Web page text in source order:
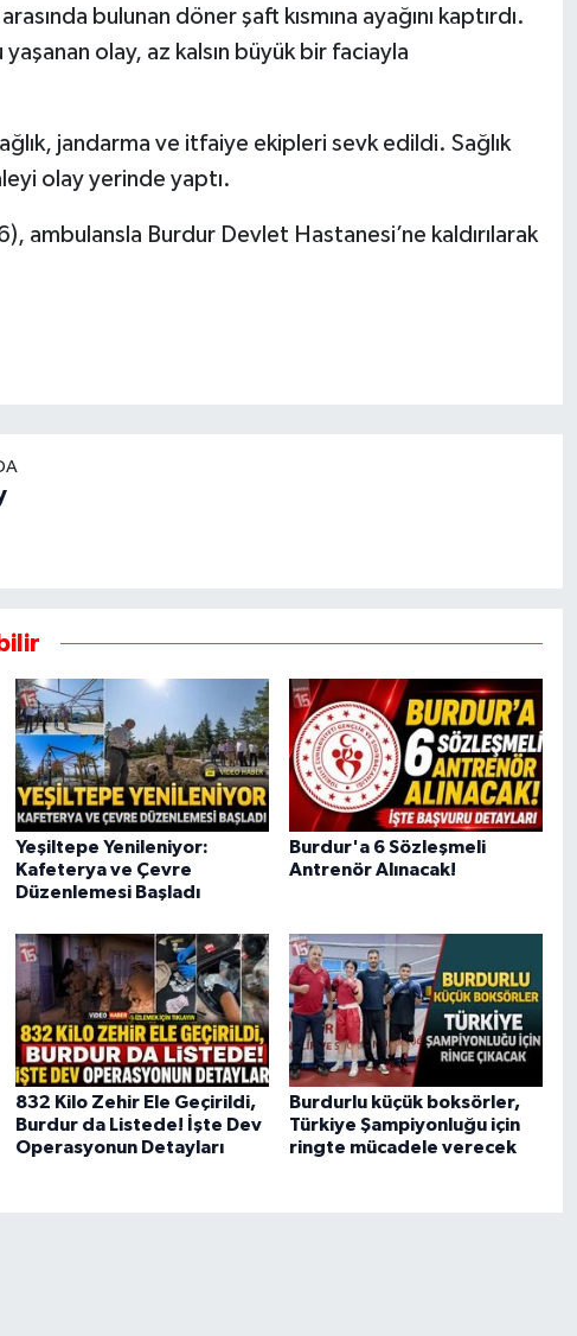
bulunan döner şaft kısmına ayağını kaptırdı.
yaşanan olay, az kalsın büyük bir faciayla
jandarma ve itfaiye ekipleri sevk edildi. Sağlık
olay yerinde yaptı.
ambulansla Burdur Devlet Hastanesi’ne kaldırılarak
Yeşiltepe Yenileniyor:
Kafeterya ve Çevre
Düzenlemesi Başladı
Burdur'a 6 Sözleşmeli
Antrenör Alınacak!
832 Kilo Zehir Ele Geçirildi,
Burdur da Listede! İşte Dev
Operasyonun Detayları
Burdurlu küçük boksörler,
Türkiye Şampiyonluğu için
ringte mücadele verecek